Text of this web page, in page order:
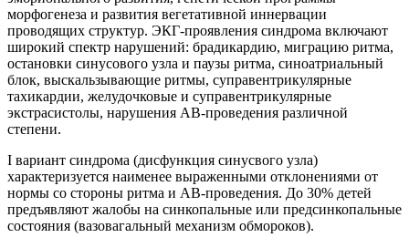
морфогенеза и развития вегетативной иннервации
проводящих структур. ЭКГ-проявления синдрома включают
широкий спектр нарушений: брадикардию, миграцию ритма,
остановки синусового узла и паузы ритма, синоатриальный
блок, выскальзывающие ритмы, суправентрикулярные
тахикардии, желудочковые и суправентрикулярные
экстрасистолы, нарушения АВ-проведения различной
степени.
I вариант синдрома (дисфункция синусвого узла)
характеризуется наименее выраженными отклонениями от
нормы со стороны ритма и АВ-проведения. До 30% детей
предъявляют жалобы на синкопальные или предсинкопальные
состояния (вазовагальный механизм обмороков).